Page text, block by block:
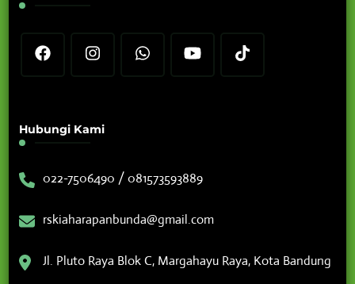
Hubungi Kami
022-7506490 / 081573593889
rskiaharapanbunda@gmail.com
Jl. Pluto Raya Blok C, Margahayu Raya, Kota Bandung